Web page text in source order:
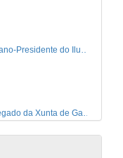
Discurso do Decano-Presidente do Ilustre Colexio Oficial de Enxeñeiros de Minas do Noroeste